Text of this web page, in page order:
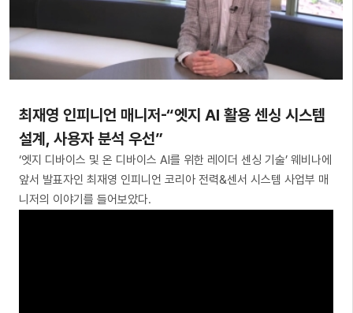
최재영 인피니언 매니저-“엣지 AI 활용 센싱 시스템
설계, 사용자 분석 우선”
‘엣지 디바이스 및 온 디바이스 AI를 위한 레이더 센싱 기술’ 웨비나에
앞서 발표자인 최재영 인피니언 코리아 전력&센서 시스템 사업부 매
니저의 이야기를 들어보았다.